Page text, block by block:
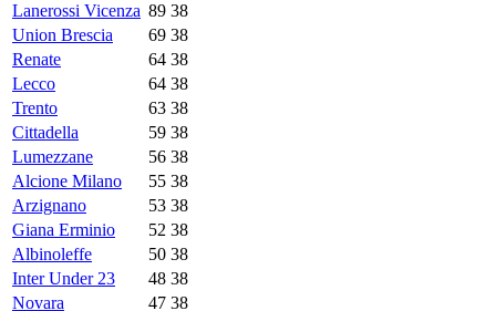
Lanerossi Vicenza 89 38
Union Brescia
69 38
Renate
64 38
Lecco
64 38
Trento
63 38
Cittadella
59 38
Lumezzane
56 38
Alcione Milano
55 38
Arzignano
53 38
Giana Erminio
52 38
Albinoleffe
50 38
Inter Under 23
48 38
Novara
47 38